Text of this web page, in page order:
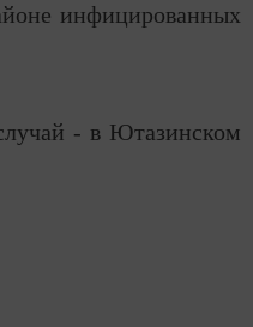
инфицированных
- в Ютазинском